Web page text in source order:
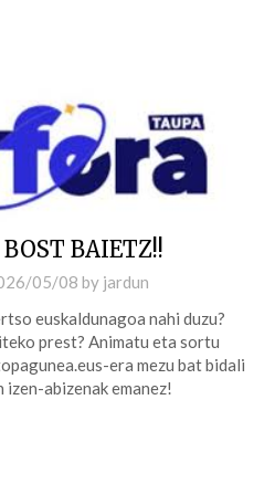
BOST BAIETZ!!
05/08 by jardun
euskaldunagoa nahi duzu?
prest? Animatu eta sortu
era mezu bat bidali
izen-abizenak emanez!